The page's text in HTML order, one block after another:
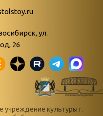
в-
Война. Народ.
живые»
«Мне всё
снятся
военной поры
ул.
26
культуры г.